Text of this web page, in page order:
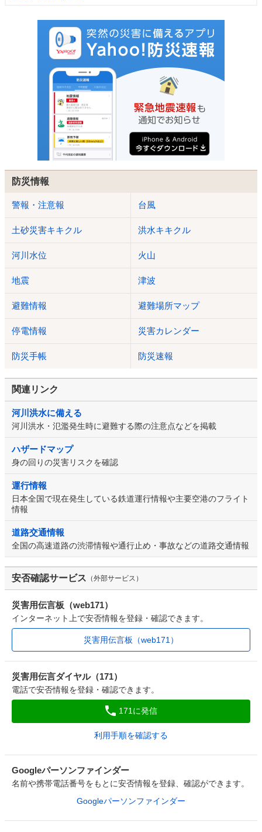
防災情報
警報・注意報 台風
土砂災害キキクル 洪水キキクル
河川水位 火山
地震 津波
避難情報 避難場所マップ
停電情報 災害カレンダー
防災手帳 防災速報
関連リンク
河川洪水に備える
河川洪水・氾濫発生時に避難する際の注意点などを掲載
ハザードマップ
身の回りの災害リスクを確認
運行情報
日本全国で現在発生している鉄道運行情報や主要空港のフライト
情報
道路交通情報
全国の高速道路の渋滞情報や通行止め・事故などの道路交通情報
安否確認サービス （外部サービス）
災害用伝言板（web171）
インターネット上で安否情報を登録・確認できます。
災害用伝言板（web171）
災害用伝言ダイヤル（171）
電話で安否情報を登録・確認できます。
171に発信
利用手順を確認する
Googleパーソンファインダー
名前や携帯電話番号をもとに安否情報を登録、確認ができます。
Googleパーソンファインダー